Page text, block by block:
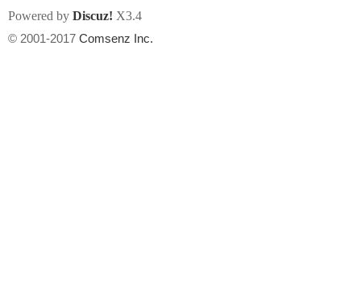
Powered by Discuz! X3.4
© 2001-2017 Comsenz Inc.